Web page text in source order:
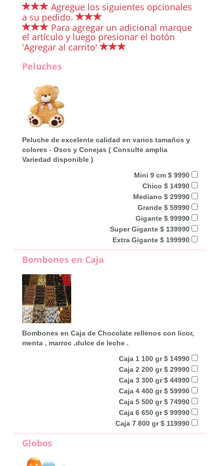
Agregue los siguientes opcionales
a su pedido.
Para agregar un adicional marque
el artículo y luego presionar el botón
'Agregar al carrito'
Peluches
Peluche de excelente calidad en varios tamaños y
colores - Osos y Conejas ( Consulte amplia
Variedad disponible )
Mini 9 cm $ 9990
Chico $ 14990
Mediano $ 29990
Grande $ 59990
Gigante $ 99990
Super Gigante $ 139990
Extra Gigante $ 199990
Bombones en Caja
Bombones en Caja de Chocolate rellenos con licor,
menta , marroc ,dulce de leche .
Caja 1 100 gr $ 14990
Caja 2 200 gr $ 29990
Caja 3 300 gr $ 44990
Caja 4 400 gr $ 59990
Caja 5 500 gr $ 74990
Caja 6 650 gr $ 99990
Caja 7 800 gr $ 119990
Globos